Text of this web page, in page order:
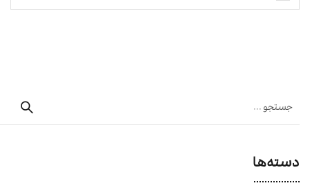
دسته‌ها